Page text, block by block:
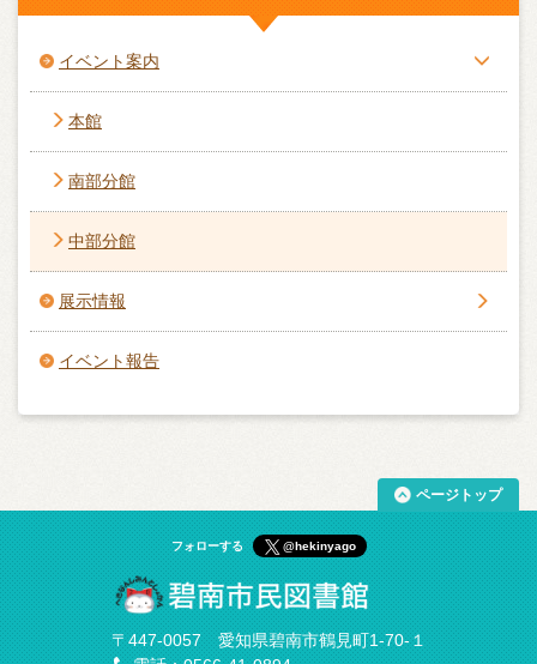
イベント案内
本館
南部分館
中部分館
展示情報
イベント報告
ページトップ
フォローする @hekinyago
〒447-0057 愛知県碧南市鶴見町1-70-１